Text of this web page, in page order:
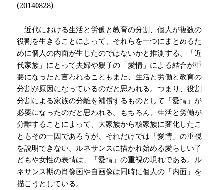
(20140828)
近代における生活と労働と教育の分割、個人が複数の
役割を生きることによって、それらを一つにまとめるた
めに個人の内面が生じたのではないかと推測する。「近
代家族」にとって夫婦や親子の「愛情」による結合が重
要になったと言われることもまた、生活と労働と教育の
分割が原因になっているのだと思われる。つまり、役割
分割による家族の分離を補償するものとして「愛情」が
必要になったのだと思われる。もちろん、生活と労働が
分離することによって、大家族から核家族に変化したこ
ともその一因であろうが、それだけでは「愛情」の重視
を説明できない。ルネサンスに描かれ始める愛らしい子
どもや女性の表情は、「愛情」の重視の現れである。ル
ネサンス期の肖像画や自画像は同時に個人の「内面」を
描こうとしている。